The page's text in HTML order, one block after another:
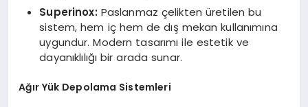
Superinox: Paslanmaz çelikten üretilen bu
sistem, hem iç hem de dış mekan kullanımına
uygundur. Modern tasarımı ile estetik ve
dayanıklılığı bir arada sunar.
Ağır Yük Depolama Sistemleri